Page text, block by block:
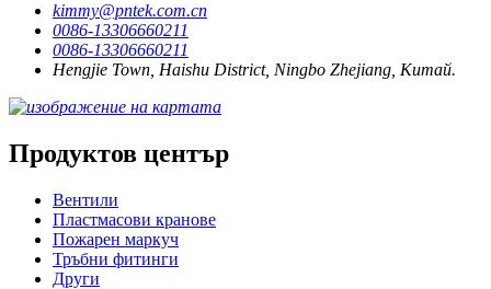
kimmy@pntek.com.cn
0086-13306660211
0086-13306660211
Hengjie Town, Haishu District, Ningbo Zhejiang, Китай.
Продуктов център
Вентили
Пластмасови кранове
Пожарен маркуч
Тръбни фитинги
Други